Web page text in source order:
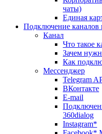
чаты)
Единая
Подключение каналов
Канал
Что такое
Зачем
Как
Мессенджер
Telegram
ВКонтакте
E-mail
360dialog
Instagram*